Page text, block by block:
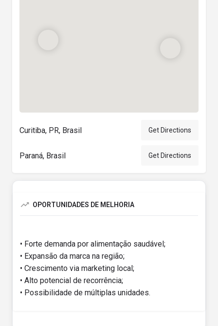
Curitiba, PR, Brasil Get Directions
Paraná, Brasil Get Directions
OPORTUNIDADES DE MELHORIA
• Forte demanda por alimentação saudável;
• Expansão da marca na região;
• Crescimento via marketing local;
• Alto potencial de recorrência;
• Possibilidade de múltiplas unidades.